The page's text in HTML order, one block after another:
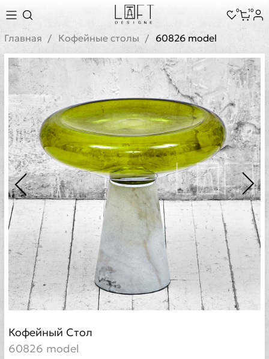
0 10
Главная Кофейные столы 60826 model
Кофейный Стол
60826 model